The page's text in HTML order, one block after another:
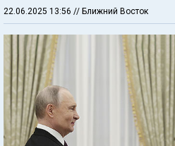
22.06.2025 13:56 // Ближний Восток